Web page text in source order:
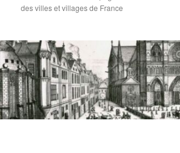
des villes et villages de France